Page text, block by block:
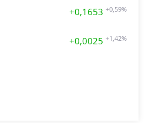
+0,1653 +0,59%
+0,0025 +1,42%